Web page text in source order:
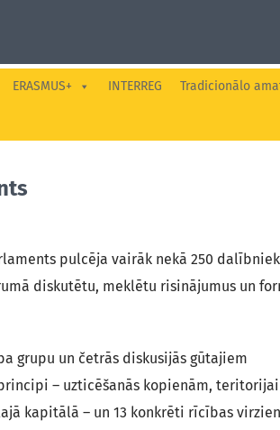
ERASMUS+ INTERREG Tradicionālo
pulcēja vairāk nekā 250
diskutētu, meklētu risinājumus un
grupu un četrās diskusijās gūtajiem
– uzticēšanās kopienām, teritorijai
kapitālā – un 13 konkrēti rīcības